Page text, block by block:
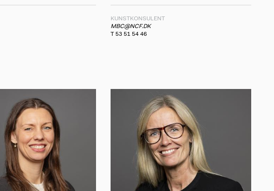
KUNSTKONSULENT
MBC@NCF.DK
T 53 51 54 46